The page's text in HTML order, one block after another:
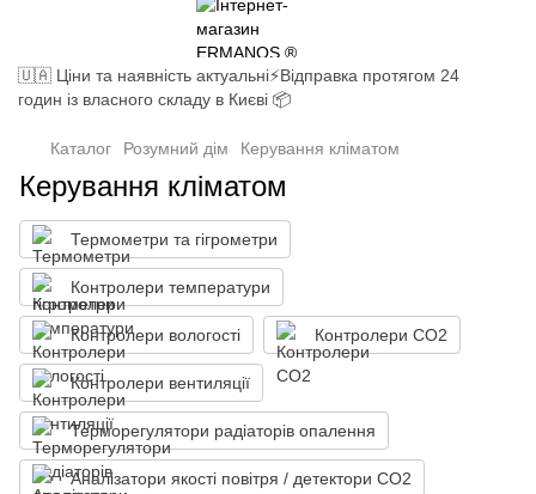
🇺🇦 Ціни та наявність актуальні⚡Відправка протягом 24
годин із власного складу в Києві 📦
Каталог Розумний дім Керування кліматом
Керування кліматом
Термометри та гігрометри
Контролери температури
Контролери вологості Контролери СО2
Контролери вентиляції
Терморегулятори радіаторів опалення
Аналізатори якості повітря / детектори СО2